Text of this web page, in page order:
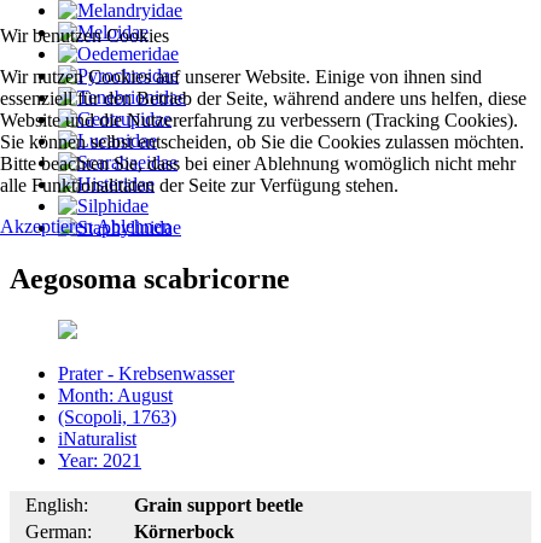
Aegosoma scabricorne
Prater - Krebsenwasser
Month: August
(Scopoli, 1763)
iNaturalist
Year: 2021
English:
Grain support beetle
German:
Körnerbock
Wir benutzen Cookies
Wir nutzen Cookies auf unserer Website. Einige von ihnen sind
essenziell für den Betrieb der Seite, während andere uns helfen, diese
Website und die Nutzererfahrung zu verbessern (Tracking Cookies).
Sie können selbst entscheiden, ob Sie die Cookies zulassen möchten.
Bitte beachten Sie, dass bei einer Ablehnung womöglich nicht mehr
alle Funktionalitäten der Seite zur Verfügung stehen.
AkzeptierenAblehnen